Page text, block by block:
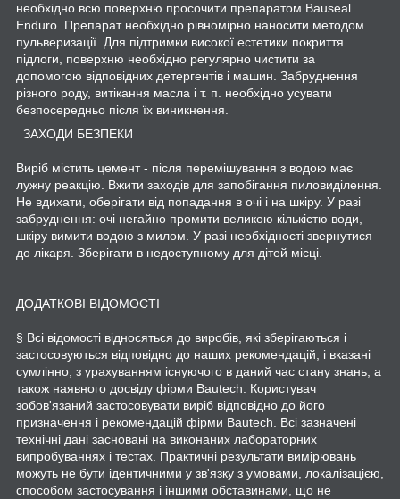
необхідно всю поверхню просочити препаратом Bauseal
Enduro. Препарат необхідно рівномірно наносити методом
пульверизації. Для підтримки високої естетики покриття
підлоги, поверхню необхідно регулярно чистити за
допомогою відповідних детергентів і машин. Забруднення
різного роду, витікання масла і т. п. необхідно усувати
безпосередньо після їх виникнення.
ЗАХОДИ БЕЗПЕКИ
Виріб містить цемент - після перемішування з водою має
лужну реакцію. Вжити заходів для запобігання пиловиділення.
Не вдихати, оберігати від попадання в очі і на шкіру. У разі
забруднення: очі негайно промити великою кількістю води,
шкіру вимити водою з милом. У разі необхідності звернутися
до лікаря. Зберігати в недоступному для дітей місці.
ДОДАТКОВІ ВІДОМОСТІ
§ Всі відомості відносяться до виробів, які зберігаються і
застосовуються відповідно до наших рекомендацій, і вказані
сумлінно, з урахуванням існуючого в даний час стану знань, а
також наявного досвіду фірми Bautech. Користувач
зобов'язаний застосовувати виріб відповідно до його
призначення і рекомендацій фірми Bautech. Всі зазначені
технічні дані засновані на виконаних лабораторних
випробуваннях і тестах. Практичні результати вимірювань
можуть не бути ідентичними у зв'язку з умовами, локалізацією,
способом застосування і іншими обставинами, що не